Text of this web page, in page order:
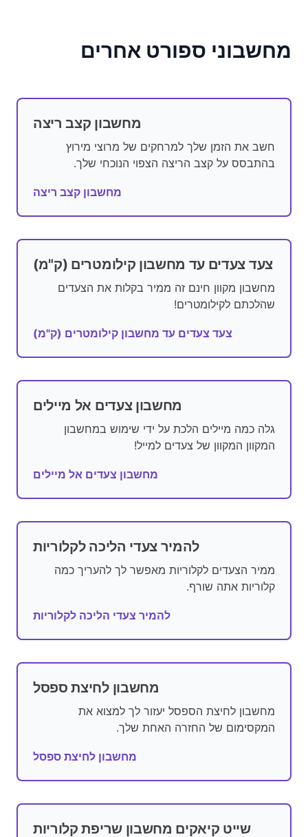
מחשבוני ספורט אחרים
מחשבון קצב ריצה
חשב את הזמן שלך למרחקים של מרוצי מירוץ
בהתבסס על קצב הריצה הצפוי הנוכחי שלך.
מחשבון קצב ריצה
צעד צעדים עד מחשבון קילומטרים (ק"מ)
מחשבון מקוון חינם זה ממיר בקלות את הצעדים
שהלכתם לקילומטרים!
צעד צעדים עד מחשבון קילומטרים (ק"מ)
מחשבון צעדים אל מיילים
גלה כמה מיילים הלכת על ידי שימוש במחשבון
המקוון המקוון של צעדים למייל!
מחשבון צעדים אל מיילים
להמיר צעדי הליכה לקלוריות
ממיר הצעדים לקלוריות מאפשר לך להעריך כמה
קלוריות אתה שורף.
להמיר צעדי הליכה לקלוריות
מחשבון לחיצת ספסל
מחשבון לחיצת הספסל יעזור לך למצוא את
המקסימום של החזרה האחת שלך.
מחשבון לחיצת ספסל
שייט קיאקים מחשבון שריפת קלוריות